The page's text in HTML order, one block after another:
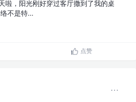
啦，阳光刚好穿过客厅撒到了我的桌
不是特…
点赞